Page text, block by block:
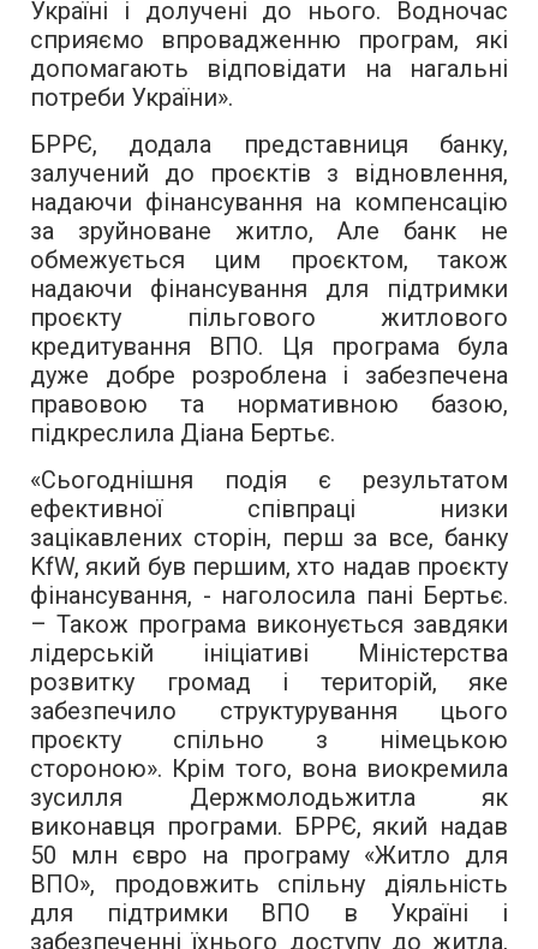
Україні і долучені до нього. Водночас
сприяємо впровадженню програм, які
допомагають відповідати на нагальні
потреби України».
БРРЄ, додала представниця банку,
залучений до проєктів з відновлення,
надаючи фінансування на компенсацію
за зруйноване житло, Але банк не
обмежується цим проєктом, також
надаючи фінансування для підтримки
проєкту пільгового житлового
кредитування ВПО. Ця програма була
дуже добре розроблена і забезпечена
правовою та нормативною базою,
підкреслила Діана Бертьє.
«Сьогоднішня подія є результатом
ефективної співпраці низки
зацікавлених сторін, перш за все, банку
KfW, який був першим, хто надав проєкту
фінансування, - наголосила пані Бертьє.
– Також програма виконується завдяки
лідерській ініціативі Міністерства
розвитку громад і територій, яке
забезпечило структурування цього
проєкту спільно з німецькою
стороною». Крім того, вона виокремила
зусилля Держмолодьжитла як
виконавця програми. БРРЄ, який надав
50 млн євро на програму «Житло для
ВПО», продовжить спільну діяльність
для підтримки ВПО в Україні і
забезпеченні їхнього доступу до житла,